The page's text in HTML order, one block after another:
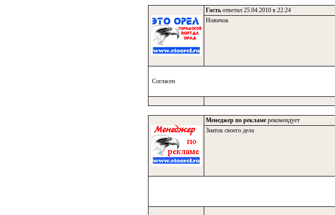
Гость ответил 25.04.2010 в 22:24
Новичок
Согласен
Менеджер по рекламе рекомендует
Знаток своего дела